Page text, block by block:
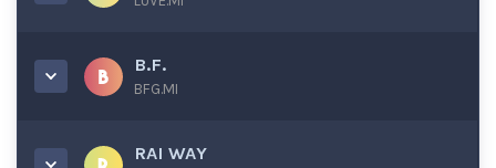
B.F.
BFG.MI
RAI WAY